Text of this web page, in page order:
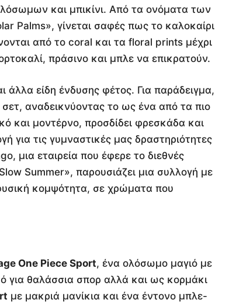
και μπικίνι. Από τα ονόματα των
Palms», γίνεται σαφές πως το καλοκαίρι
από το coral και τα floral prints μέχρι
πράσινο και μπλε να επικρατούν.
άλλα είδη ένδυσης φέτος. Για παράδειγμα,
αναδεικνύοντας το ως ένα από τα πιο
και μοντέρνο, προσδίδει φρεσκάδα και
για τις γυμναστικές μας δραστηριότητες
μια εταιρεία που έφερε το διεθνές
Summer», παρουσιάζει μια συλλογή με
κομψότητα, σε χρώματα που
One Piece Sport, ένα ολόσωμο μαγιό με
για θαλάσσια σπορ αλλά και ως κορμάκι
με μακριά μανίκια και ένα έντονο μπλε-